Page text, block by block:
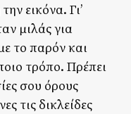
εικόνα. Γι’
μιλάς για
το παρόν και
τρόπο. Πρέπει
σου όρους
τις δικλείδες